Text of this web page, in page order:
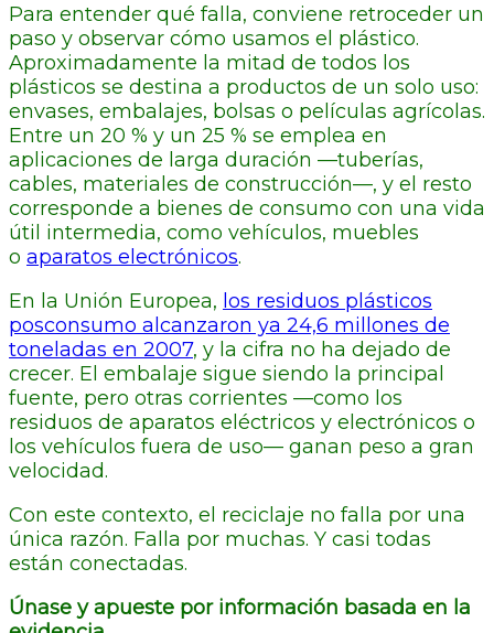
Para entender qué falla, conviene retroceder un
paso y observar cómo usamos el plástico.
Aproximadamente la mitad de todos los
plásticos se destina a productos de un solo uso:
envases, embalajes, bolsas o películas agrícolas.
Entre un 20 % y un 25 % se emplea en
aplicaciones de larga duración —tuberías,
cables, materiales de construcción—, y el resto
corresponde a bienes de consumo con una vida
útil intermedia, como vehículos, muebles
o aparatos electrónicos.
En la Unión Europea, los residuos plásticos
posconsumo alcanzaron ya 24,6 millones de
toneladas en 2007, y la cifra no ha dejado de
crecer. El embalaje sigue siendo la principal
fuente, pero otras corrientes —como los
residuos de aparatos eléctricos y electrónicos o
los vehículos fuera de uso— ganan peso a gran
velocidad.
Con este contexto, el reciclaje no falla por una
única razón. Falla por muchas. Y casi todas
están conectadas.
Únase y apueste por información basada en la